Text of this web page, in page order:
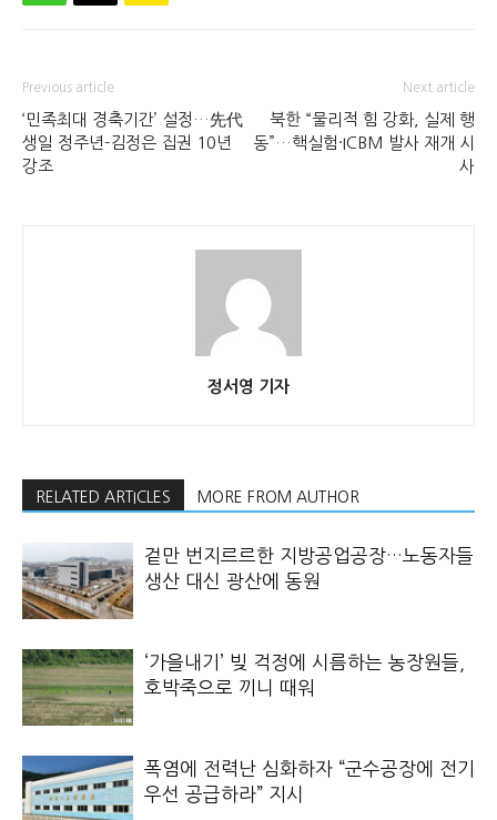
Previous article
‘민족최대 경축기간’ 설정…先代
생일 정주년-김정은 집권 10년
강조
Next article
북한 “물리적 힘 강화, 실제 행
동”…핵실험·ICBM 발사 재개 시
사
정서영 기자
RELATED ARTICLES MORE FROM AUTHOR
겉만 번지르르한 지방공업공장…노동자들
생산 대신 광산에 동원
‘가을내기’ 빚 걱정에 시름하는 농장원들,
호박죽으로 끼니 때워
폭염에 전력난 심화하자 “군수공장에 전기
우선 공급하라” 지시